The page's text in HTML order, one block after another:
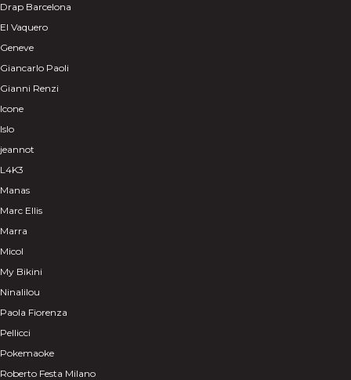
Drap Barcelona
El Vaquero
Geneve
Giancarlo Paoli
Gianni Renzi
Icone
Islo
jeannot
L4K3
Manas
Marc Ellis
Marra
Micol
My Bikini
Ninalilou
Paola Fiorenza
Pellicci
Pokemaoke
Roberto Festa Milano